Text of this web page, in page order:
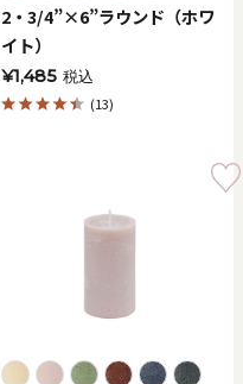
2・3/4”×6”ラウンド（ホワ
イト）
¥1,485 税込
(13)